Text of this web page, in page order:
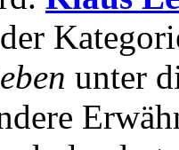
unter